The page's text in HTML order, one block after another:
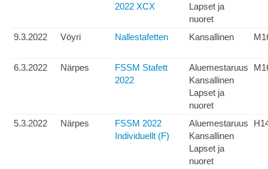
2022 XCX
Lapset ja
nuoret
9.3.2022 Vöyri Nallestafetten Kansallinen
6.3.2022 Närpes
FSSM Stafett
2022
Aluemestaruus
Kansallinen
Lapset ja
nuoret
5.3.2022 Närpes
FSSM 2022
Individuellt (F)
Aluemestaruus
Kansallinen
Lapset ja
nuoret